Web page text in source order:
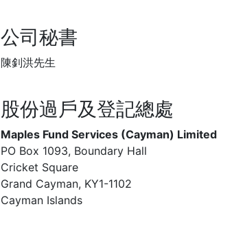
公司秘書
陳釗洪先生
股份過戶及登記總處
Maples Fund Services (Cayman) Limited
PO Box 1093, Boundary Hall
Cricket Square
Grand Cayman, KY1-1102
Cayman Islands